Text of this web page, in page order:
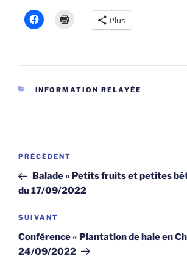
Plus
CATÉGORIES
INFORMATION RELAYÉE
Navigation
l’article
Article
précédent
PRÉCÉDENT
Balade « Petits fruits et petites
du 17/09/2022
Article
suivant
SUIVANT
Conférence « Plantation de haie en
24/09/2022